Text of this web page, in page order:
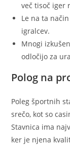
več tisoč iger
Le na ta
igralcev.
Mnogi
odločijo za
Polog na
Poleg športnih
srečo, kot so
Stavnica ima
ker je njena